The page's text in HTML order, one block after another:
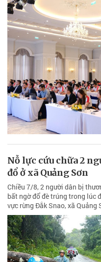
Nỗ lực cứu chữa 2
đổ ở xã Quảng Sơn
Chiều 7/8, 2 người dân bị
bất ngờ đổ đè trúng trong lúc
vực rừng Đắk Snao, xã Quảng